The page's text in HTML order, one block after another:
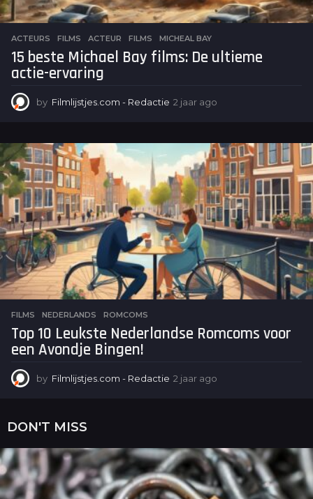
ACTEURS ,FILMS ACTEUR ,FILMS ,MICHEAL BAY
15 beste Michael Bay films: De ultieme
actie-ervaring
by Filmlijstjes.com - Redactie 2 jaar ago
a
r
a
o
FILMS NEDERLANDS ,ROMCOMS
Top 10 Leukste Nederlandse Romcoms voor
een Avondje Bingen!
by Filmlijstjes.com - Redactie 2 jaar ago
g
o
DON'T MISS